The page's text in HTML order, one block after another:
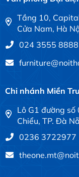
Tầng 10,
Cửa Nam, Hà
024 3555 8888
Chi nhánh Miền
Lô G1 đường số
Chiểu, TP. Đà
0236 3722977